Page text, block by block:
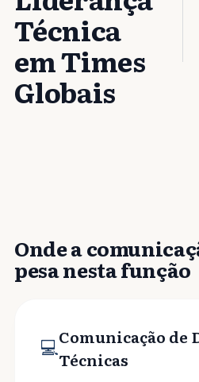
Técnica
em Times
Globais
Onde a
pesa nesta função
💻Comunicação de
Técnicas